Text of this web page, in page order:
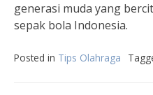
generasi muda yang
sepak bola Indonesia.
Posted in Tips Olahraga